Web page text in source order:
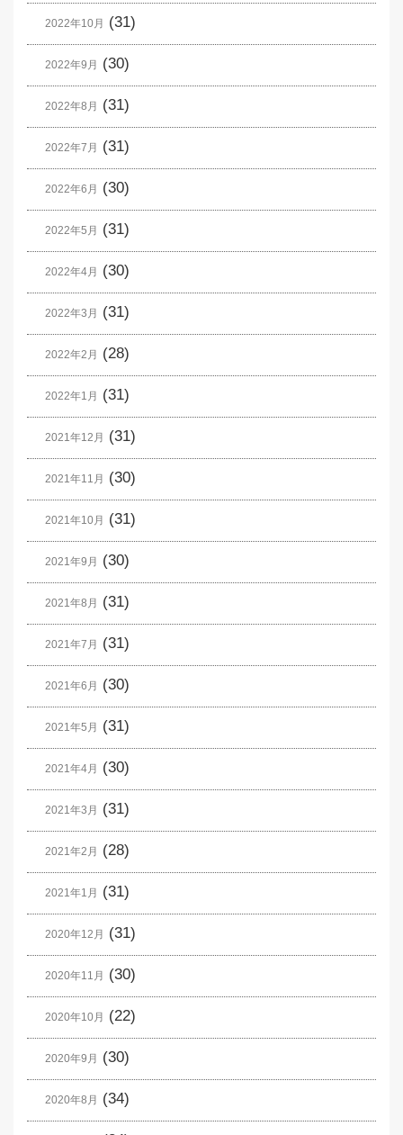
2022年10月 (31)
2022年9月 (30)
2022年8月 (31)
2022年7月 (31)
2022年6月 (30)
2022年5月 (31)
2022年4月 (30)
2022年3月 (31)
2022年2月 (28)
2022年1月 (31)
2021年12月 (31)
2021年11月 (30)
2021年10月 (31)
2021年9月 (30)
2021年8月 (31)
2021年7月 (31)
2021年6月 (30)
2021年5月 (31)
2021年4月 (30)
2021年3月 (31)
2021年2月 (28)
2021年1月 (31)
2020年12月 (31)
2020年11月 (30)
2020年10月 (22)
2020年9月 (30)
2020年8月 (34)